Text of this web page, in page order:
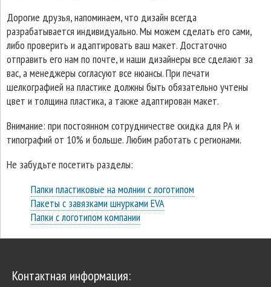
Дорогие друзья, напоминаем, что дизайн всегда
разрабатывается индивидуально. Мы можем сделать его сами,
либо проверить и адаптировать ваш макет. Достаточно
отправить его нам по почте, и наши дизайнеры все сделают за
вас, а менеджеры согласуют все нюансы. При печати
шелкографией на пластике должны быть обязательно учтены
цвет и толщина пластика, а также адаптирован макет.
Внимание: при постоянном сотрудничестве скидка для РА и
типографий от 10% и больше. Любим работать с регионами.
Не забудьте посетить разделы:
Папки пластиковые на молнии с логотипом
Пакеты с завязками шнурками EVA
Папки с логотипом компании
Контактная информация: